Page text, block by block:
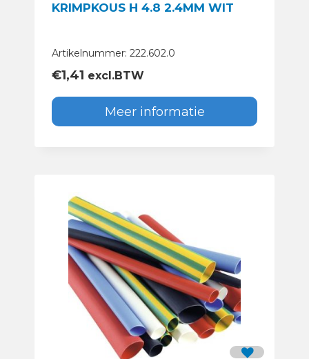
KRIMPKOUS H 4.8 2.4MM WIT
Artikelnummer: 222.602.0
€1,41 excl.BTW
Meer informatie